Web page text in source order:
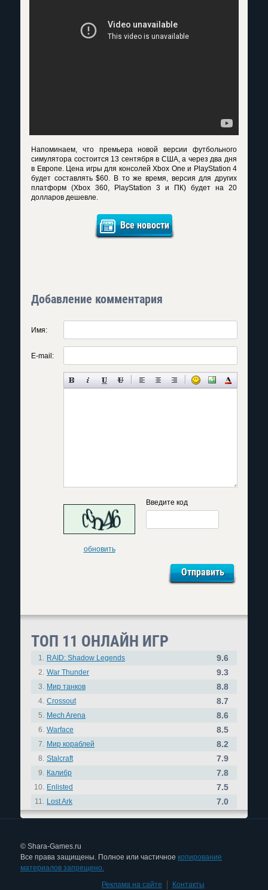
Напоминаем, что премьера новой версии футбольного
симулятора состоится 13 сентября в США, а через два дня
в Европе. Цена игры для консолей Xbox One и PlayStation 4
будет составлять $60. В то же время, версия для других
платформ (Xbox 360, PlayStation 3 и ПК) будет на 20
долларов дешевле.
Все новости
Добавление комментария
Имя:
E-mail:
обновить
Введите код
ТОП 11 ОНЛАЙН ИГР
1. RAID: Shadow Legends 9.6
2. War Thunder 9.3
3. Мир танков 8.8
4. Crossout 8.7
5. Mech Arena 8.6
6. Warface 8.5
7. Мир кораблей 8.2
8. Stalcraft 7.9
9. Калибр 7.8
10. Enlisted 7.5
11. Lost Ark 7.0
© Shara-Games.ru
Все права защищены. Полное или частичное копирование
материалов запрещено.
Реклама на сайте
Контакты